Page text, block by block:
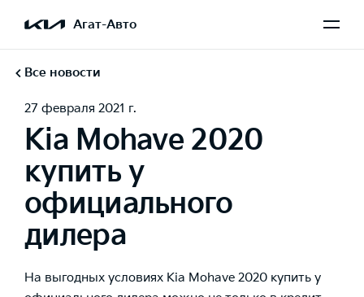
Агат-Авто
Все новости
27 февраля 2021 г.
Kia Mohave 2020
купить у
официального
дилера
На выгодных условиях Kia Mohave 2020 купить у